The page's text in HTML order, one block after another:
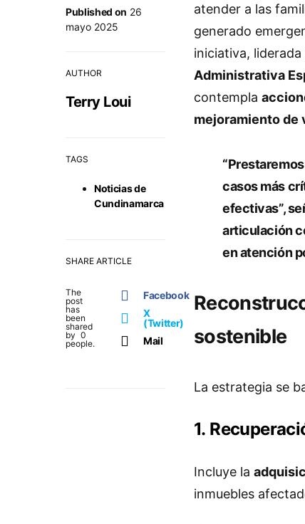
Published on 26
mayo 2025
AUTHOR
Terry Loui
TAGS
Noticias de
Cundinamarca
SHARE ARTICLE
The
post
has
been
shared
by 0
people.
Facebook
X
(Twitter)
Mail
atender a las
generado
iniciativa, liderada
Administrativa
contempla
mejoramiento de
casos más
efectivas”,
articulación
en atención
sostenible
La estrategia se
1.
Incluye la
inmuebles